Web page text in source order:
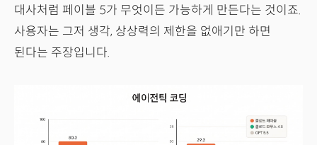
대사처럼 페이블 5가 무엇이든 가능하게 만든다는 것이죠.
사용자는 그저 생각, 상상력의 제한을 없애기만 하면
된다는 주장입니다.